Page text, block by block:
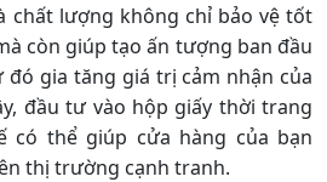
chất lượng không chỉ bảo vệ tốt
còn giúp tạo ấn tượng ban đầu
gia tăng giá trị cảm nhận của
đầu tư vào hộp giấy thời trang
có thể giúp cửa hàng của bạn
thị trường cạnh tranh.